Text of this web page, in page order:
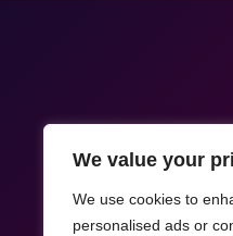
We value your
We use cookies to
personalised ads or